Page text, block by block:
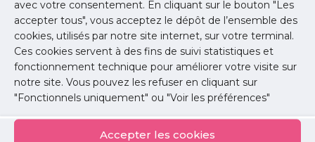
avec votre consentement. En cliquant sur le bouton "Les
accepter tous", vous acceptez le dépôt de l’ensemble des
cookies, utilisés par notre site internet, sur votre terminal.
Ces cookies servent à des fins de suivi statistiques et
fonctionnement technique pour améliorer votre visite sur
notre site. Vous pouvez les refuser en cliquant sur
"Fonctionnels uniquement" ou "Voir les préférences"
Accepter les cookies
Publié le : 13 novembre 2024
Partager cet article :